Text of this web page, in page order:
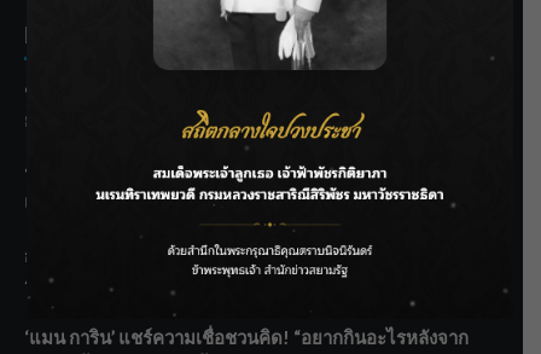
Recent Posts
ชลประทานเชียงใหม่เร่งพร่องน้ำแม่น้ำปิง รับมวลน้ำเหนือ ย้ำ
ยังไม่ล้นตลิ่ง
ฟาดลุคใหม่! “แบม พิชญานิน” แดนซ์สับทุกจังหวะ ชวนแฟนๆ
แกะท่า #นอกจอนอกใจ
กรมชลฯ รับฟังประชาชน ติดตามแก้ปัญหาโครงการประตู
ระบายน้ำศรีสองรักฯ
‘แมน การิน’ แชร์ความเชื่อชวนคิด! “อยากกินอะไรหลังจาก